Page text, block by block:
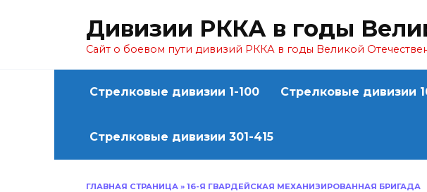
Дивизии РККА в годы
Сайт о боевом пути дивизий РККА в годы Великой
Стрелковые дивизии 1-100 Стрелковые дивизии
Стрелковые дивизии 301-415
ГЛАВНАЯ СТРАНИЦА » 16-Я ГВАРДЕЙСКАЯ МЕХАНИЗИРОВАННАЯ БРИГАДА